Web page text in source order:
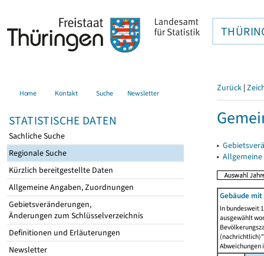
Home Kontakt Suche Newsletter
STATISTISCHE DATEN
Sachliche Suche
Regionale Suche
Kürzlich bereitgestellte Daten
Allgemeine Angaben, Zuordnungen
Gebietsveränderungen,
Änderungen zum Schlüsselverzeichnis
Definitionen und Erläuterungen
Newsletter
Zurück |
▸
▸
Gebäude
In bundesweit
ausgewählt
Abweichungen